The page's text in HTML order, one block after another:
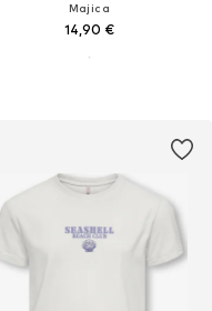
Majica
14,90 €